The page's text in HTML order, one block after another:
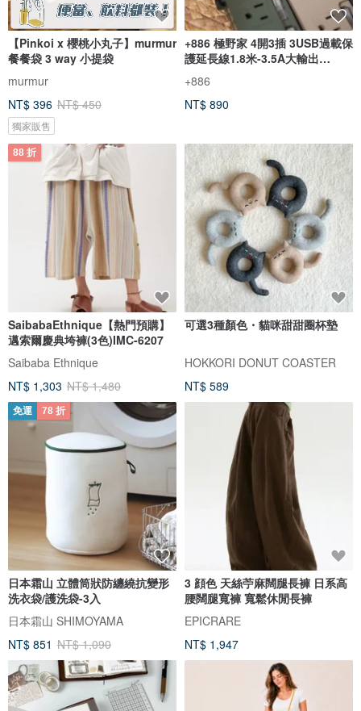
【Pinkoi x 櫻桃小丸子】murmur
餐餐袋 3 way 小提袋
murmur
NT$ 396 NT$ 450
獨家販售
+886 極野家 4開3插 3USB過載保
護延長線1.8米-3.5A大輸出
HPS1431
+886
NT$ 890
88 折
SaibabaEthnique【熱門預購】
邁索爾慶典垮褲(3色)IMC-6207
Saibaba Ethnique
NT$ 1,303 NT$ 1,480
可選3種顏色・貓咪甜甜圈杯墊
HOKKORI DONUT COASTER
NT$ 589
免運 78 折
日本霜山 立體筒狀防纏繞抗變形
洗衣袋/護洗袋-3入
日本霜山 SHIMOYAMA
NT$ 851 NT$ 1,090
3 顔色 天絲苧麻闊腿長褲 日系高
腰闊腿寬褲 寬鬆休閒長褲
EPICRARE
NT$ 1,947